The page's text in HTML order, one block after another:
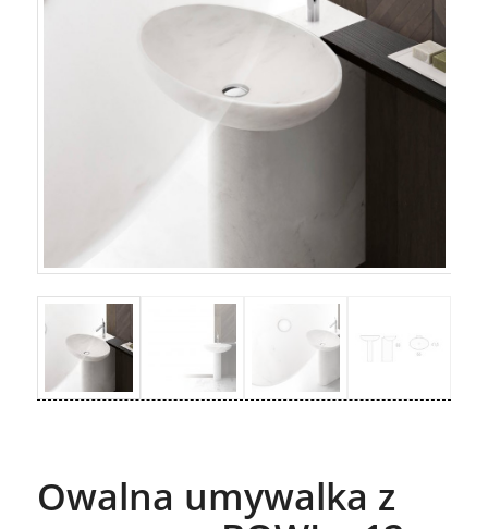
Owalna umywalka z